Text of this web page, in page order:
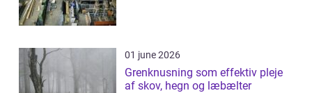
01 june 2026
Grenknusning som effektiv pleje
af skov, hegn og læbælter